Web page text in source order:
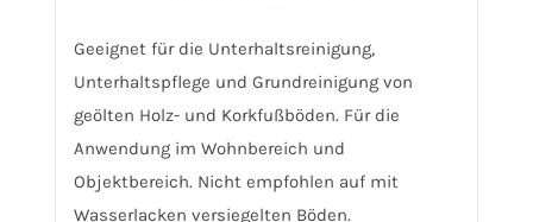
Geeignet für die Unterhaltsreinigung,
Unterhaltspflege und Grundreinigung von
geölten Holz- und Korkfußböden. Für die
Anwendung im Wohnbereich und
Objektbereich. Nicht empfohlen auf mit
Wasserlacken versiegelten Böden.